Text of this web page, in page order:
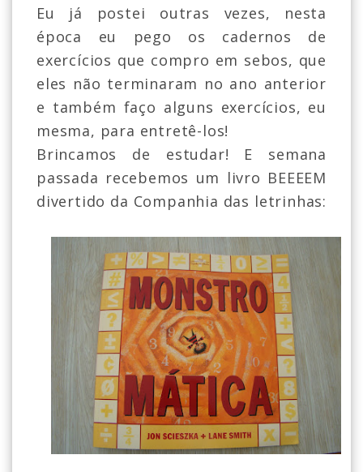
Eu já postei outras vezes, nesta
época eu pego os cadernos de
exercícios que compro em sebos, que
eles não terminaram no ano anterior
e também faço alguns exercícios, eu
mesma, para entretê-los!
Brincamos de estudar! E semana
passada recebemos um livro BEEEEM
divertido da Companhia das letrinhas: